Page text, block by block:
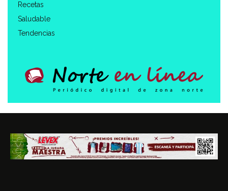
Recetas
Saludable
Tendencias